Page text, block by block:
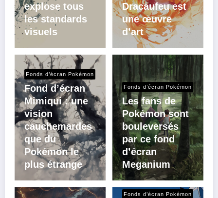
explose tous
les standards
visuels
Dracaufeu est
une œuvre
d’art
Fonds d’écran Pokémon
Fond d’écran
Mimiqui : une
vision
cauchemardes
que du
Pokémon le
plus étrange
Fonds d’écran Pokémon
Les fans de
Pokémon sont
bouleversés
par ce fond
d’écran
Meganium
Fonds d’écran Pokémon